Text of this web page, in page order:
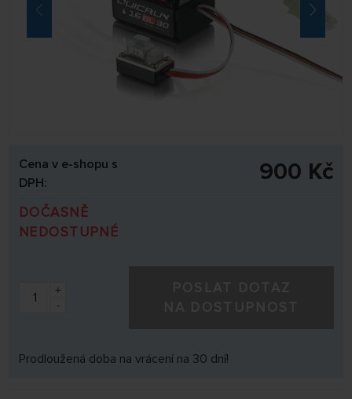
Cena v e-shopu s
DPH:
900 Kč
DOČASNĚ
NEDOSTUPNÉ
+
-
Prodloužená doba na vrácení na 30 dní!